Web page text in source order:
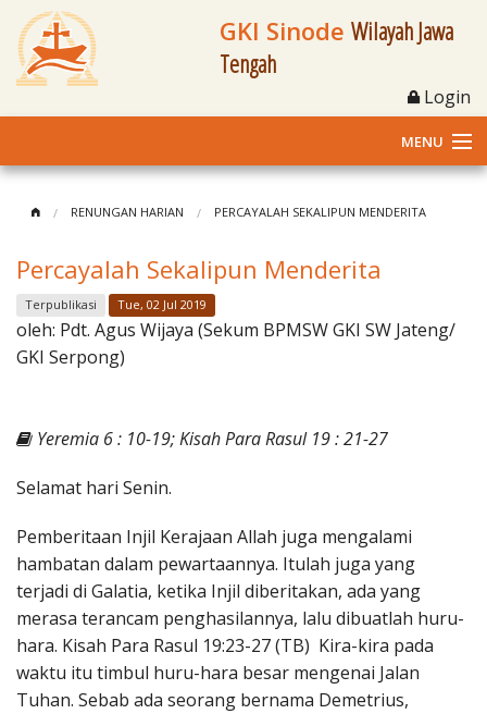
GKI Sinode Wilayah Jawa
Tengah
Login
MENU
Klasis dan Jemaat
Berita Kegiatan
Materi
RENUNGAN HARIAN PERCAYALAH SEKALIPUN MENDERITA
Percayalah Sekalipun Menderita
Terpublikasi Tue, 02 Jul 2019
oleh: Pdt. Agus Wijaya (Sekum BPMSW GKI SW Jateng/
GKI Serpong)
Yeremia 6 : 10-19; Kisah Para Rasul 19 : 21-27
Selamat hari Senin.
Pemberitaan Injil Kerajaan Allah juga mengalami
hambatan dalam pewartaannya. Itulah juga yang
terjadi di Galatia, ketika Injil diberitakan, ada yang
merasa terancam penghasilannya, lalu dibuatlah huru-
hara. Kisah Para Rasul 19:23-27 (TB) Kira-kira pada
waktu itu timbul huru-hara besar mengenai Jalan
Tuhan. Sebab ada seorang bernama Demetrius,